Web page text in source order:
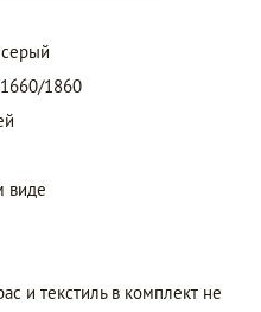
1860
виде
и текстиль в комплект не